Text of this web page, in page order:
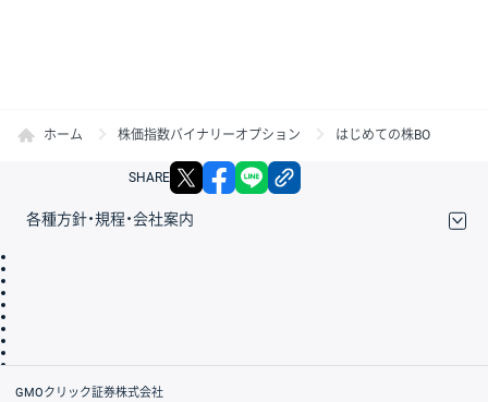
ホーム 株価指数バイナリーオプション はじめての株BO
SHARE X facebook
各種方針・規程・会社案内
会社案内
GMOクリック証券株式会社